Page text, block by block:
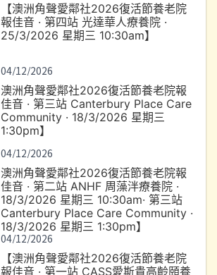
【澳洲角聲愛鄰社2026復活節養老院
報佳音 · 第四站 光達華人療養院 ·
25/3/2026 星期三 10:30am】
04/12/2026
澳洲角聲愛鄰社2026復活節養老院報
佳音 · 第三站 Canterbury Place Care
Community · 18/3/2026 星期三
1:30pm】
04/12/2026
澳洲角聲愛鄰社2026復活節養老院報
佳音 · 第二站 ANHF 周藻泮療養院 ·
18/3/2026 星期三 10:30am· 第三站
Canterbury Place Care Community ·
18/3/2026 星期三 1:30pm】
04/12/2026
【澳洲角聲愛鄰社2026復活節養老院
報佳音 · 第一站 CASS愛斯貴高齡頤養